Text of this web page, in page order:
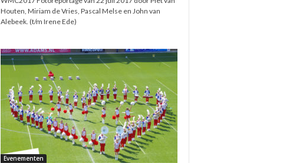
Houten, Miriam de Vries, Pascal Melse en John van
Alebeek. (t/m Irene Ede)
Evenementen